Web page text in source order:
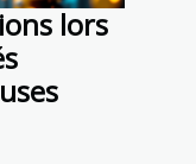
lors